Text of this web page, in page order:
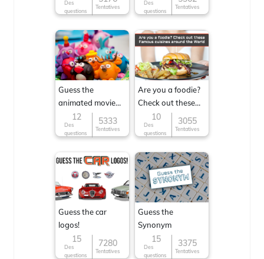
Des
questions
Tentatives
Des
questions
Tentatives
Guess the
animated movie
character
12
Des
questions
5333
Tentatives
Are you a foodie?
Check out these
Famous cuisines
around the World
10
Des
questions
3055
Tentatives
Guess the car
logos!
15
Des
questions
7280
Tentatives
Guess the
Synonym
15
Des
questions
3375
Tentatives